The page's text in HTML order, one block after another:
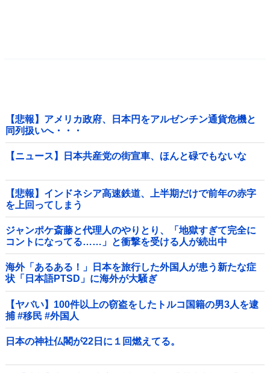
【悲報】アメリカ政府、日本円をアルゼンチン通貨危機と
同列扱いへ・・・
【ニュース】日本共産党の街宣車、ほんと碌でもないな
【悲報】インドネシア高速鉄道、上半期だけで前年の赤字
を上回ってしまう
wwwwwwwwwwwwwwwwwwwwwwwwwwwwwwwwwww
wwwwwwwwww他
ジャンポケ斎藤と代理人のやりとり、「地獄すぎて完全に
コントになってる……」と衝撃を受ける人が続出中
海外「あるある！」日本を旅行した外国人が患う新たな症
状「日本語PTSD」に海外が大騒ぎ
【ヤバい】100件以上の窃盗をしたトルコ国籍の男3人を逮
捕 #移民 #外国人
日本の神社仏閣が22日に１回燃えてる。